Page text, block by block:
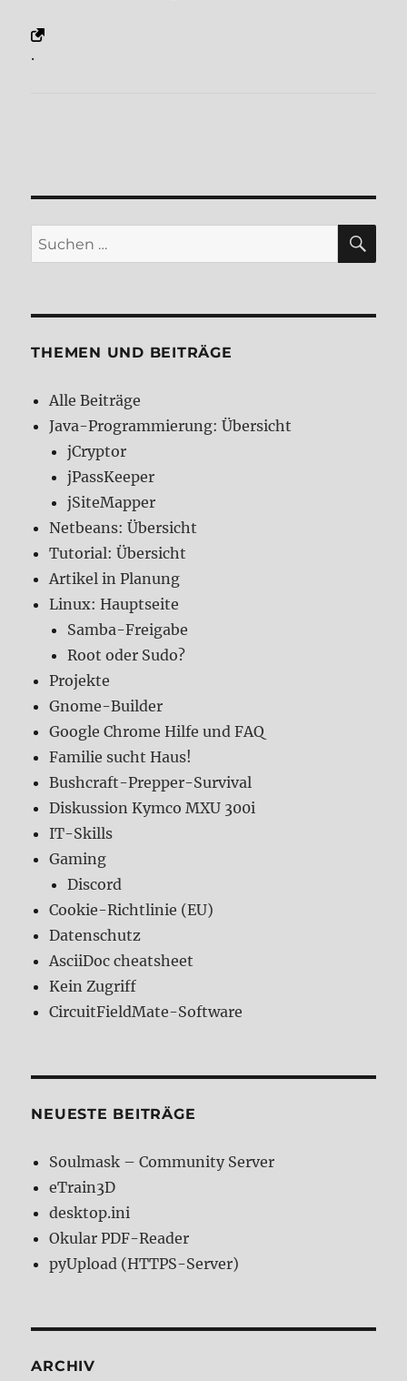
.
Suchen
nach:
THEMEN UND BEITRÄGE
Alle Beiträge
Java-Programmierung: Übersicht
jCryptor
jPassKeeper
jSiteMapper
Netbeans: Übersicht
Tutorial: Übersicht
Artikel in Planung
Linux: Hauptseite
Samba-Freigabe
Root oder Sudo?
Projekte
Gnome-Builder
Google Chrome Hilfe und FAQ
Familie sucht Haus!
Bushcraft-Prepper-Survival
Diskussion Kymco MXU 300i
IT-Skills
Gaming
Discord
Cookie-Richtlinie (EU)
Datenschutz
AsciiDoc cheatsheet
Kein Zugriff
CircuitFieldMate-Software
NEUESTE BEITRÄGE
Soulmask – Community Server
eTrain3D
desktop.ini
Okular PDF-Reader
pyUpload (HTTPS-Server)
ARCHIV